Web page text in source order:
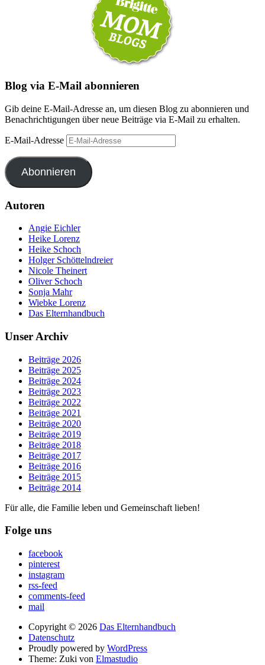
Blog via E-Mail abonnieren
Gib deine E-Mail-Adresse an, um diesen Blog zu abonnieren und
Benachrichtigungen über neue Beiträge via E-Mail zu erhalten.
E-Mail-Adresse
Abonnieren
Autoren
Angie Eichler
Heike Lorenz
Heike Schoch
Holger Schöttelndreier
Nicole Theinert
Oliver Schoch
Sonja Mahr
Wiebke Lorenz
Das Elternhandbuch
Unser Archiv
Beiträge 2026
Beiträge 2025
Beiträge 2024
Beiträge 2023
Beiträge 2022
Beiträge 2021
Beiträge 2020
Beiträge 2019
Beiträge 2018
Beiträge 2017
Beiträge 2016
Beiträge 2015
Beiträge 2014
Für alle, die Familie leben und Gemeinschaft lieben!
Folge uns
facebook
pinterest
instagram
rss-feed
comments-feed
mail
Copyright © 2026 Das Elternhandbuch
Datenschutz
Proudly powered by WordPress
Theme: Zuki von Elmastudio